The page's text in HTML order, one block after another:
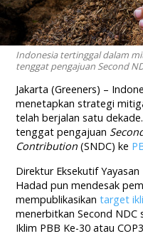
Indonesia tertinggal dalam
tenggat pengajuan Second
Jakarta (Greeners) –
menetapkan strategi
telah berjalan satu
tenggat pengajuan
Contribution (SNDC) ke
Direktur Eksekutif
Hadad pun mendesak
mempublikasikantarget
menerbitkan Second NDC
Iklim PBB Ke-30 atau